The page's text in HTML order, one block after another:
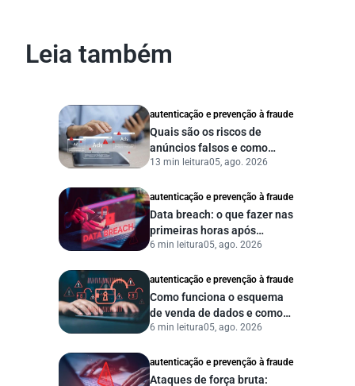
Leia também
autenticação e prevenção à fraude
Quais são os riscos de
anúncios falsos e como
proteger seu negócio?
13 min leitura05, ago. 2026
autenticação e prevenção à fraude
Data breach: o que fazer nas
primeiras horas após
vazamento de dados?
6 min leitura05, ago. 2026
autenticação e prevenção à fraude
Como funciona o esquema
de venda de dados e como
proteger sua empresa?
6 min leitura05, ago. 2026
autenticação e prevenção à fraude
Ataques de força bruta: